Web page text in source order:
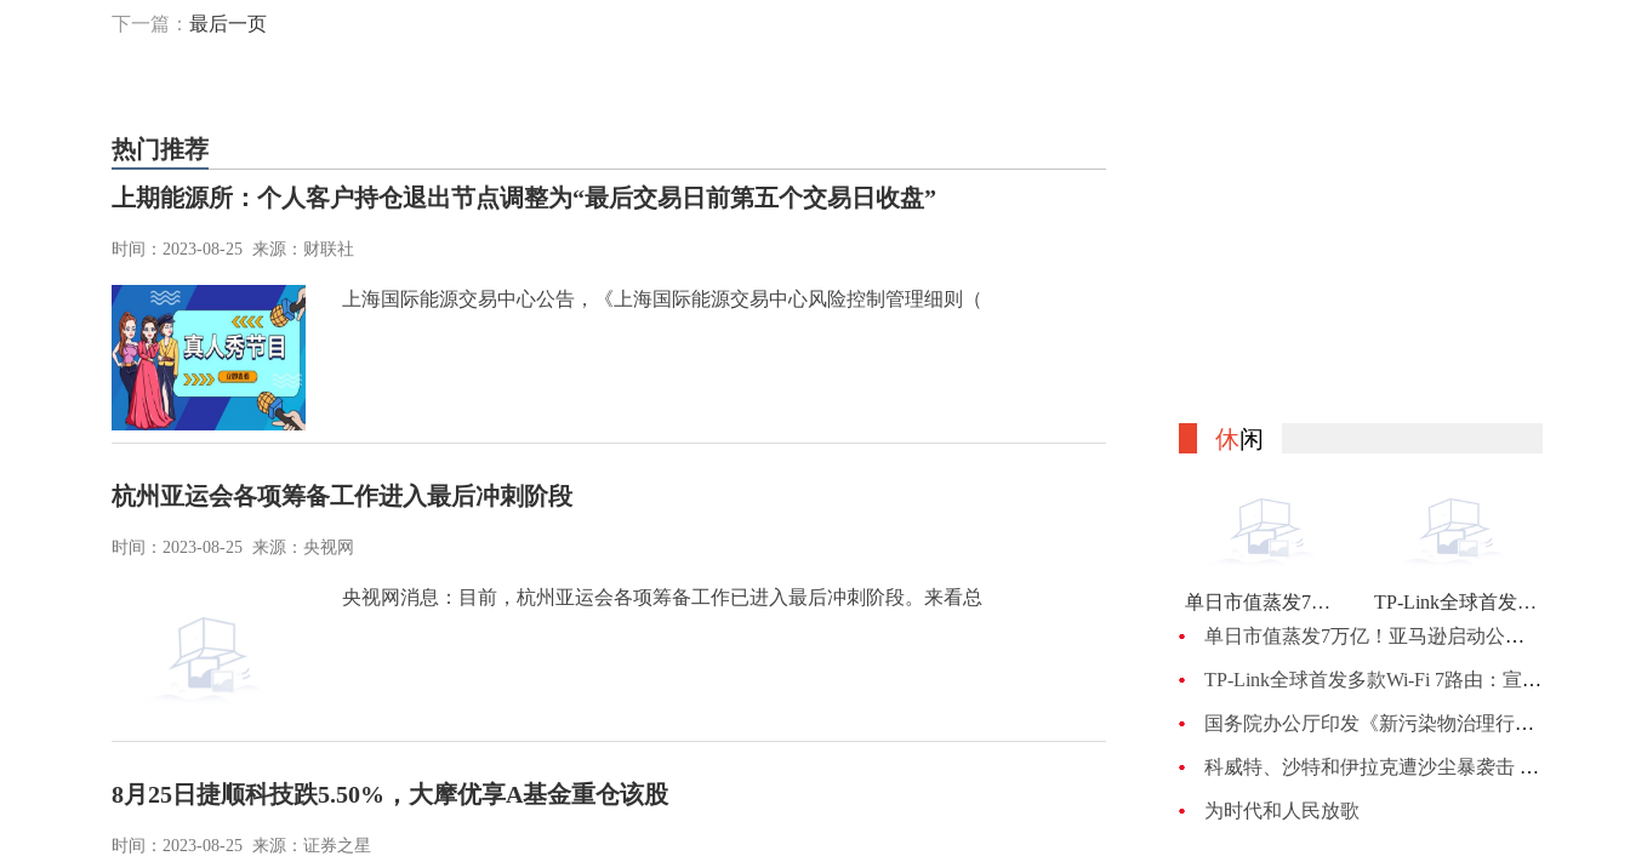
下一篇： 最后一页
热门推荐
上期能源所：个人客户持仓退出节点调整为“最后交易日前第五个交易日收盘”
时间：2023-08-25 来源：财联社
上海国际能源交易中心公告，《上海国际能源交易中心风险控制管理细则（
杭州亚运会各项筹备工作进入最后冲刺阶段
时间：2023-08-25 来源：央视网
央视网消息：目前，杭州亚运会各项筹备工作已进入最后冲刺阶段。来看总
8月25日捷顺科技跌5.50%，大摩优享A基金重仓该股
时间：2023-08-25 来源：证券之星
休闲
单日市值蒸发7万亿！亚马逊启动公司最大规模裁员：计划裁员约1万人
TP-Link全球首发多款Wi-Fi 7路由：宣称BE900的峰值网速可达24Gbps
单日市值蒸发7万亿！亚马逊启动公司最大规模裁员：计划裁员约1万人
TP-Link全球首发多款Wi-Fi 7路由：宣称BE900的峰值网速可达24Gbps
国务院办公厅印发《新污染物治理行动方案》
科威特、沙特和伊拉克遭沙尘暴袭击 机场、机关等关闭
为时代和人民放歌